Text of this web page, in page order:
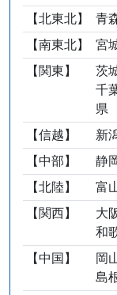
【北東北】 青
【南東北】 宮
【関東】
茨
千
県
【信越】 新
【中部】 静
【北陸】 富
【関西】
大
和
【中国】
岡
島